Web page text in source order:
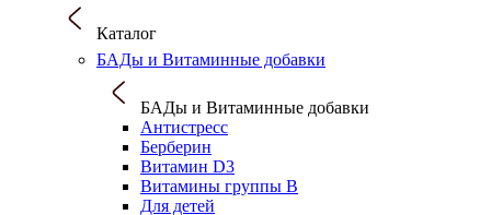
Каталог
БАДы и Витаминные добавки
БАДы и Витаминные добавки
Антистресс
Берберин
Витамин D3
Витамины группы B
Для детей